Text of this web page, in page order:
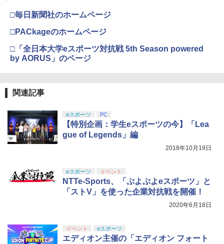
4
ニンテンドープリペイド番号 9000円|オ
ンラインコード版
5
ニンテンドープリペイド番号 5000円|オ
ンラインコード版
￥5,000
￥11,849
【純正品】DualSense ワイヤレスコン
トローラー ミッドナイト ブラック(CFI-
5
【純正品】DualSense ワイヤレスコン
トローラー(CFI-ZCT2J)
4
【純正品】Xbox 充電式バッテリー + US
￥2,618
マスター TH8S シフター - PC、PS4、P
S5、PS5 Pro、Xbox One、Xbox Serie
s X|S 対応の高精度 H パターン シフター
(オリジナル特典:オリジナル巾着＋メー
カー特典:【坤と離】二振りの剣、十翼よ
り来たる！スタジオ描き下ろしイラスト
ボード付) [Blu-ray]
￥10,780
4
￥8,698
ルアイドルクラブ Bloom Garden Part
y』Blu-ray（特装限定版）
￥8,589
□毎日新聞社のホームページ
□PACkageのホームページ
□「全日本大学eスポーツ対抗戦 5th Season powered
by AORUS」のページ
関連記事
eスポーツ PC
【特別企画：学生eスポーツの今】「Lea
gue of Legends」編
2018年10月19日
eスポーツ イベント
NTTe-Sports、「ぷよぷよeスポーツ」と
「ストV」を使った企業対抗戦を開催！
2020年6月18日
イベント eスポーツ
エディオン主催の「エディオン フォート